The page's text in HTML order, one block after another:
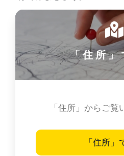
「住所」
「住所」からご覧
「住所」